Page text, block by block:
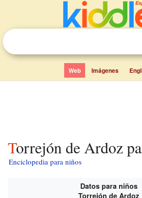
Web Imágenes
Torrejón de Ardoz
Enciclopedia para niños
Datos para niños
Torrejón de Ardoz